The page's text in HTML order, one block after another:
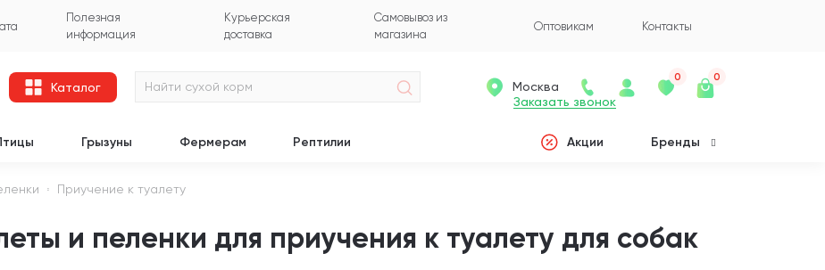
Полезная
информация
Курьерская
доставка
Самовывоз из
магазина
Оптовикам Контакты
Каталог
Заказать звонок
Москва
0 0
Грызуны Фермерам Рептилии Акции Бренды
Приучение к туалету
и пеленки для приучения к туалету для собак